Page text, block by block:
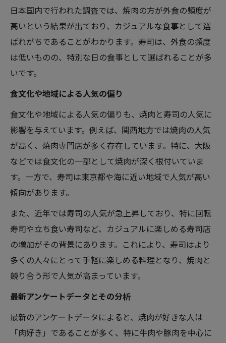
日本国内で行われた調査では、焼肉の方が外食の頻度が
高いという結果が出ており、カジュアルな食事として選
ばれがちであることがわかります。寿司は、外食の頻度
は低いものの、特別な日の食事として選ばれることが多
いです。
食文化や地域による人気の偏り
食文化や地域による人気の偏りも、焼肉と寿司の人気に
影響を与えています。例えば、関西地方では焼肉の人気
が高く、焼肉専門店が多く存在しています。特に、大阪
などでは食文化の一部として焼肉が深く根付いていま
す。一方で、寿司は東京都や海に近い地域で人気が高い
傾向があります。
また、近年では寿司の人気が急上昇しており、特に回転
寿司や立ち食い寿司など、カジュアルに楽しめる寿司店
の増加がその背景にあります。これにより、寿司はより
多くの人々にとって手軽に楽しめる料理となり、焼肉と
競り合う形で人気が高まっています。
最新アンケートデータとその分析
最新のアンケートデータによると、焼肉が好きな人は
「肉好き」であることが多く、特に牛肉や豚肉を中心に